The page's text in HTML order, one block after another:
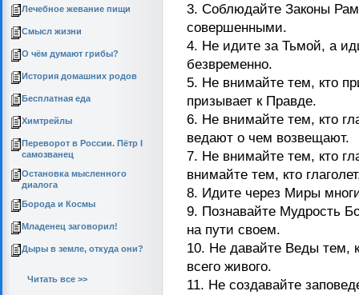
Лечебное жевание пищи
Смысл жизни
О чём думают грибы?
История домашних родов
Бесплатная еда
Химтрейлы
Переворот в России. Пётр I
самозванец
Остановка мысленного
диалога
Борода и Космы
Младенец заговорил!
Дыры в земле, откуда они?
Читать все >>
3. Соблюдайте Законы
совершенными.
4. Не идите за Тьмой, а
безвременно.
5. Не внимайте тем, кто
призывает к Правде.
6. Не внимайте тем, кто
ведают о чем возвещают.
7. Не внимайте тем, кто
внимайте тем, кто
8. Идите через Миры
9. Познавайте Мудрость
на пути своем.
10. Не давайте Веды тем,
всего живого.
11. Не создавайте